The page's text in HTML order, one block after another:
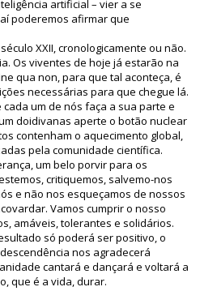
artificial – vier a se
poderemos afirmar que
XXII, cronologicamente ou não.
Os viventes de hoje já estarão na
qua non, para que tal aconteça, é
necessárias para que chegue lá.
um de nós faça a sua parte e
doidivanas aperte o botão nuclear
contenham o aquecimento global,
pela comunidade científica.
um belo porvir para os
critiquemos, salvemo-nos
e não nos esqueçamos de nossos
Vamos cumprir o nosso
amáveis, tolerantes e solidários.
só poderá ser positivo, o
nos agradecerá
cantará e dançará e voltará a
que é a vida, durar.